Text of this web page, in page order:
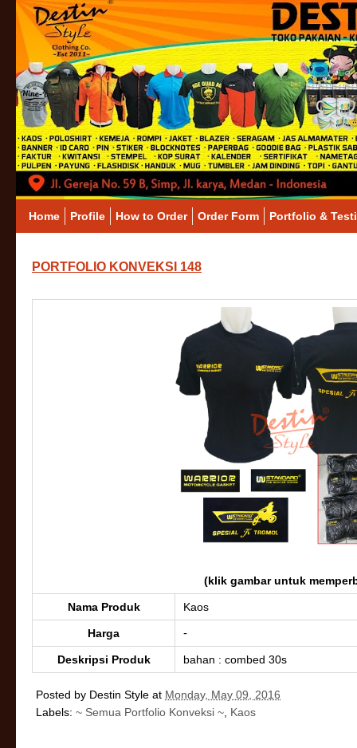
Home Profile How to Order Order Form Portfolio &
PORTFOLIO KONVEKSI 148
(klik gambar untuk
Nama Produk Kaos
Harga -
Deskripsi Produk bahan : combed 30s
Posted by Destin Style at Monday, May 09, 2016
Labels: ~ Semua Portfolio Konveksi ~ Kaos